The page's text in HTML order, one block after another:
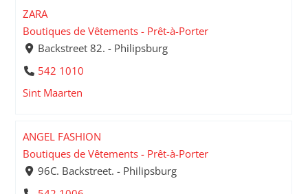
ZARA
Boutiques de Vêtements - Prêt-à-Porter
Backstreet 82. - Philipsburg
542 1010
Sint Maarten
ANGEL FASHION
Boutiques de Vêtements - Prêt-à-Porter
96C. Backstreet. - Philipsburg